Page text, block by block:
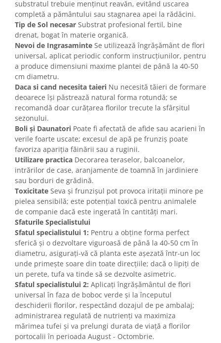
substratul trebuie menținut reavăn, evitând uscarea
completă a pământului sau stagnarea apei la rădăcini.
Tip de Sol necesar Substrat profesional fertil, bine
drenat, bogat în materie organică.
Nevoi de Ingrasaminte Se utilizează îngrășământ de flori
universal, aplicat periodic conform instrucțiunilor, pentru
a produce dimensiuni maxime plantei de până la 40-50
cm diametru.
Daca si cand necesita taieri Nu necesită tăieri de formare
deoarece își păstrează natural forma rotundă; se
recomandă doar curățarea florilor trecute la sfârșitul
sezonului.
Boli și Daunatori Poate fi afectată de afide sau acarieni în
verile foarte uscate; excesul de apă pe frunziș poate
favoriza apariția făinării sau a ruginii.
Utilizare practica Decorarea teraselor, balcoanelor,
intrărilor de case, aranjamente de toamnă în jardiniere
sau borduri de grădină.
Toxicitate Seva și frunzișul pot provoca iritații minore pe
pielea sensibilă; este potențial toxică pentru animalele
de companie dacă este ingerată în cantități mari.
Sfaturile Specialistului
Sfatul specialistului 1: Pentru a obține forma perfect
sferică și o dezvoltare viguroasă de până la 40-50 cm în
diametru, asigurați-vă că planta este așezată într-un loc
unde primește soare din toate direcțiile; dacă o lipiți de
un perete, tufa va tinde să se dezvolte asimetric.
Sfatul specialistului 2: Aplicați îngrășământul de flori
universal în faza de boboc verde și la începutul
deschiderii florilor, respectând dozajul de pe ambalaj;
administrarea regulată de nutrienți va maximiza
mărimea tufei și va prelungi durata de viață a florilor
portocalii în perioada August - Octombrie.